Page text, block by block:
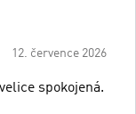
12. července 2026
spokojená.